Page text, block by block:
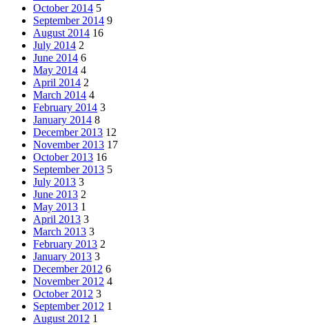
October 2014 5
September 2014 9
August 2014 16
July 2014 2
June 2014 6
May 2014 4
April 2014 2
March 2014 4
February 2014 3
January 2014 8
December 2013 12
November 2013 17
October 2013 16
September 2013 5
July 2013 3
June 2013 2
May 2013 1
April 2013 3
March 2013 3
February 2013 2
January 2013 3
December 2012 6
November 2012 4
October 2012 3
September 2012 1
August 2012 1